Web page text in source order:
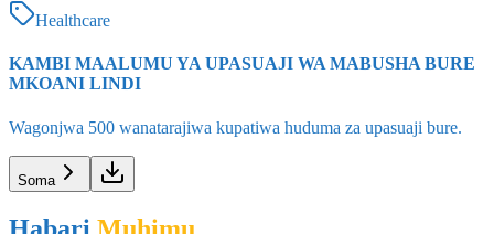
Healthcare
KAMBI MAALUMU YA UPASUAJI WA MABUSHA BURE
MKOANI LINDI
Wagonjwa 500 wanatarajiwa kupatiwa huduma za upasuaji bure.
Habari Muhimu